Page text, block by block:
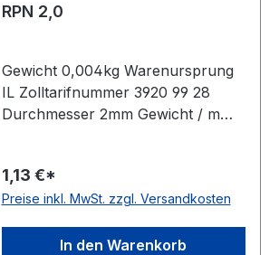
RPN 2,0
Gewicht 0,004kg Warenursprung
IL Zolltarifnummer 3920 99 28
Durchmesser 2mm Gewicht / m
Material Polyurethan Farbe grün
Rollenlänge 30,5 (außer Ø 2mm =
Zugstrang nein Shorehärte 88°
1,13 €*
Preise inkl. MwSt. zzgl. Versandkosten
In den Warenkorb